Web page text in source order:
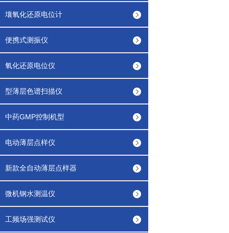
壤氧化还原电位计
便携式测振仪
氧化还原电位仪
型薄层色谱扫描仪
中药GMP控制机型
电动薄层点样仪
新款全自动薄层点样器
微机钢水测温仪
工频场强测试仪